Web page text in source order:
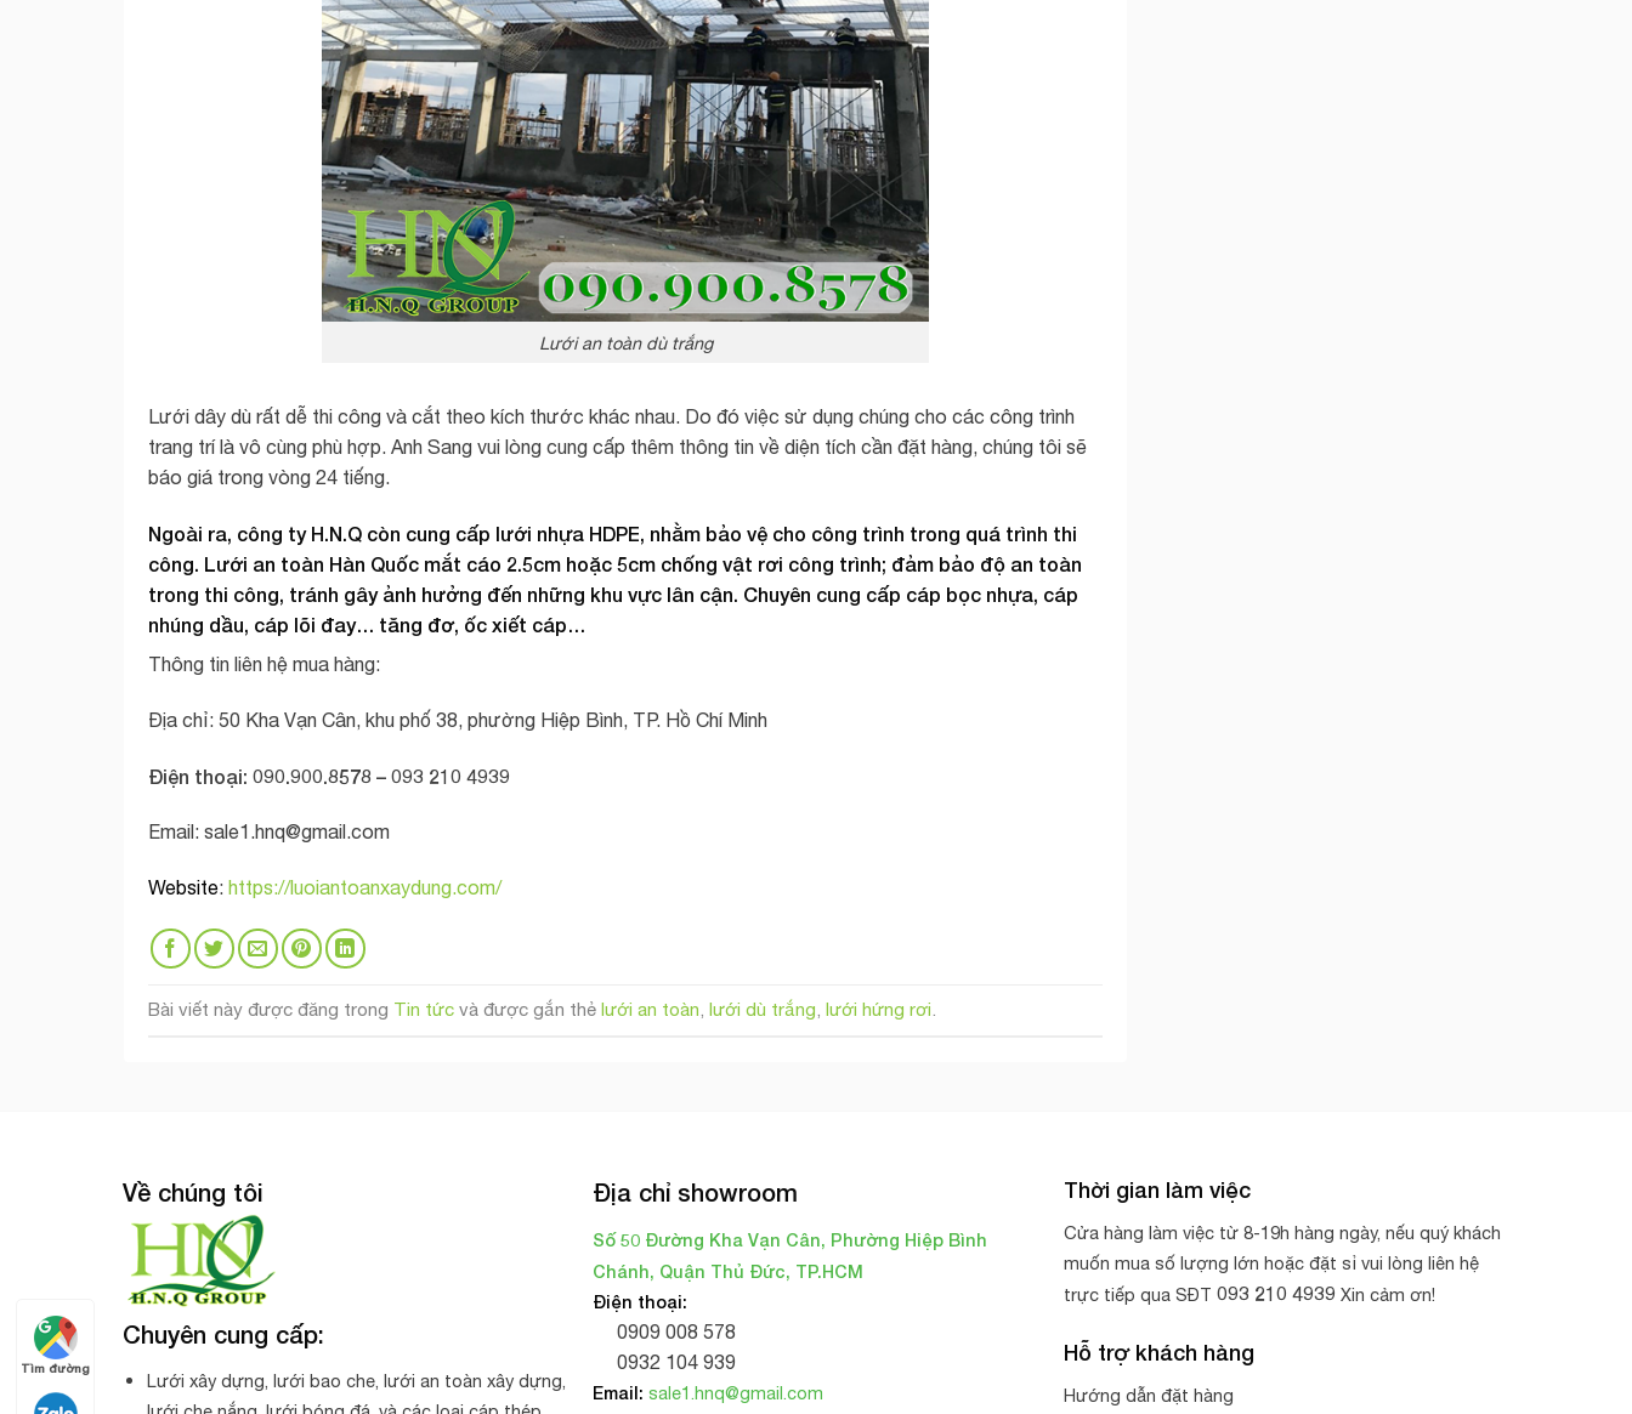
Lưới an toàn dù trắng
Lưới dây dù rất dễ thi công và cắt theo kích thước khác nhau. Do đó việc sử dụng chúng cho các công trình
trang trí là vô cùng phù hợp. Anh Sang vui lòng cung cấp thêm thông tin về diện tích cần đặt hàng, chúng tôi sẽ
báo giá trong vòng 24 tiếng.
Ngoài ra, công ty H.N.Q còn cung cấp lưới nhựa HDPE, nhằm bảo vệ cho công trình trong quá trình thi
công. Lưới an toàn Hàn Quốc mắt cáo 2.5cm hoặc 5cm chống vật rơi công trình; đảm bảo độ an toàn
trong thi công, tránh gây ảnh hưởng đến những khu vực lân cận. Chuyên cung cấp cáp bọc nhựa, cáp
nhúng dầu, cáp lõi đay… tăng đơ, ốc xiết cáp…
Thông tin liên hệ mua hàng:
Địa chỉ: 50 Kha Vạn Cân, khu phố 38, phường Hiệp Bình, TP. Hồ Chí Minh
Điện thoại: 090.900.8578 – 093 210 4939
Email: sale1.hnq@gmail.com
Website: https://luoiantoanxaydung.com/
Bài viết này được đăng trong Tin tức và được gắn thẻ lưới an toàn lưới dù trắng lưới hứng rơi
Về chúng tôi
Chuyên cung cấp:
Lưới xây dựng, lưới bao che, lưới an toàn xây dựng,
Địa chỉ showroom
Số 50 Đường Kha Vạn Cân, Phường Hiệp Bình
Chánh, Quận Thủ Đức, TP.HCM
Điện thoại:
0909 008 578
0932 104 939
Email: sale1.hnq@gmail.com
Thời gian làm việc
Cửa hàng làm việc từ 8-19h hàng ngày, nếu quý khách
muốn mua số lượng lớn hoặc đặt sỉ vui lòng liên hệ
trực tiếp qua SĐT 093 210 4939 Xin cảm ơn!
Hỗ trợ khách hàng
Hướng dẫn đặt hàng
Tìm đường